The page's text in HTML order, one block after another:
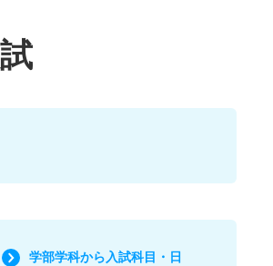
学部学科から入試科目・日